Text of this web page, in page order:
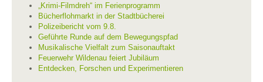
„Krimi-Filmdreh“ im Ferienprogramm
Bücherflohmarkt in der Stadtbücherei
Polizeibericht vom 9.8.
Geführte Runde auf dem Bewegungspfad
Musikalische Vielfalt zum Saisonauftakt
Feuerwehr Wildenau feiert Jubiläum
Entdecken, Forschen und Experimentieren